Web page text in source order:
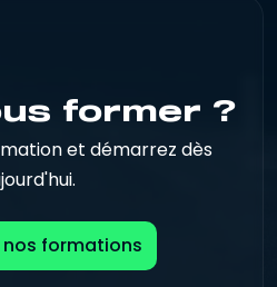
former ?
et démarrez dès
nos formations